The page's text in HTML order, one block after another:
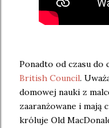
Ponadto od czasu do
British Council.
domowej nauki z
zaaranżowane i mają
króluje Old